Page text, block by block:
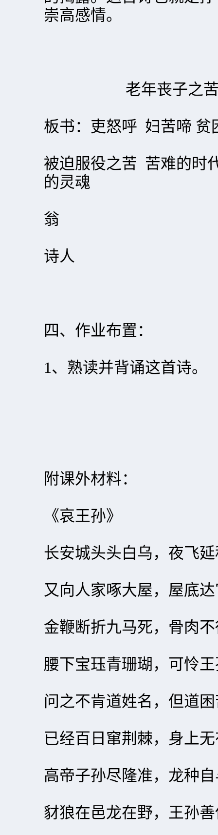
崇高感情。
老年丧子之
板书：吏怒呼 妇苦啼 贫
被迫服役之苦 苦难的时
的灵魂
翁
诗人
四、作业布置：
1、熟读并背诵这首诗。
附课外材料：
《哀王孙》
长安城头头白乌，夜飞
又向人家啄大屋，屋底
金鞭断折九马死，骨肉
腰下宝珏青珊瑚，可怜
问之不肯道姓名，但道
已经百日窜荆棘，身上
高帝子孙尽隆准，龙种
豺狼在邑龙在野，王孙